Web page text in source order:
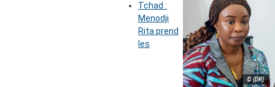
© (DR)
Tchad :
Menodji
Rita prend
les